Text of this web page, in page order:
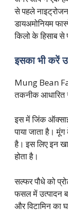
से पहले
डायअमोनियम
किलो के हिसाब से
इसका भी करें
Mung Bean
तकनीक आधारित
इस में जिंक
पाया जाता है।
है। इस लिए इन
होता है।
सल्फर पौधे को
फसल में उत्पादन
और विटामिन का